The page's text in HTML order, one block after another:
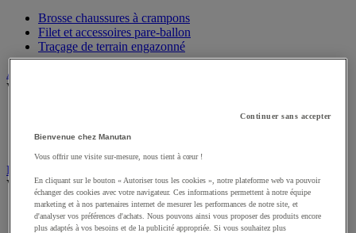
Brosse chaussures à crampons
Filet et accessoires pare-ballon
Traçage de terrain engazonné
Athlétisme
Matériel de lancer athlétique
Matériel de saut athlétique
Équipements et accessoires multisport
Voir toute la catégorie
Afficheur
Continuer sans accepter
Bienvenue chez Manutan
Vous offrir une visite sur-mesure, nous tient à cœur !
En cliquant sur le bouton « Autoriser tous les cookies », notre plateforme web va pouvoir
échanger des cookies avec votre navigateur. Ces informations permettent à notre équipe
marketing et à nos partenaires internet de mesurer les performances de notre site, et
d'analyser vos préférences d'achats. Nous pouvons ainsi vous proposer des produits encore
plus adaptés à vos besoins et de la publicité appropriée. Si vous souhaitez plus